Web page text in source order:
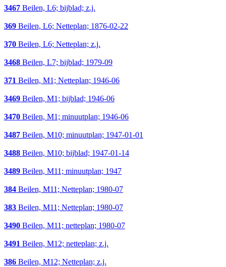
3467 Beilen, L6; bijblad; z.j.
369 Beilen, L6; Netteplan; 1876-02-22
370 Beilen, L6; Netteplan; z.j.
3468 Beilen, L7; bijblad; 1979-09
371 Beilen, M1; Netteplan; 1946-06
3469 Beilen, M1; bijblad; 1946-06
3470 Beilen, M1; minuutplan; 1946-06
3487 Beilen, M10; minuutplan; 1947-01-01
3488 Beilen, M10; bijblad; 1947-01-14
3489 Beilen, M11; minuutplan; 1947
384 Beilen, M11; Netteplan; 1980-07
383 Beilen, M11; Netteplan; 1980-07
3490 Beilen, M11; netteplan; 1980-07
3491 Beilen, M12; netteplan; z.j.
386 Beilen, M12; Netteplan; z.j.